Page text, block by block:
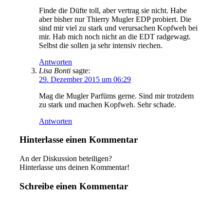
Finde die Düfte toll, aber vertrag sie nicht. Habe
aber bisher nur Thierry Mugler EDP probiert. Die
sind mir viel zu stark und verursachen Kopfweh bei
mir. Hab mich noch nicht an die EDT radgewagt.
Selbst die sollen ja sehr intensiv riechen.
Antworten
Lisa Bonti sagte:
29. Dezember 2015 um 06:29
Mag die Mugler Parfüms gerne. Sind mir trotzdem
zu stark und machen Kopfweh. Sehr schade.
Antworten
Hinterlasse einen Kommentar
An der Diskussion beteiligen?
Hinterlasse uns deinen Kommentar!
Schreibe einen Kommentar